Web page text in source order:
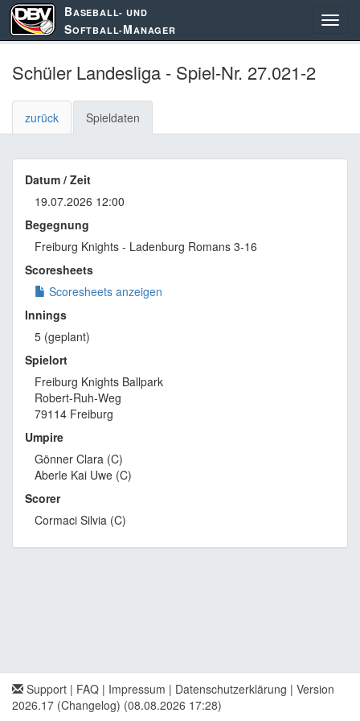
BASEBALL- UND
SOFTBALL-MANAGER
Schüler Landesliga - Spiel-Nr. 27.021-2
zurück Spieldaten
Datum / Zeit
19.07.2026 12:00
Begegnung
Freiburg Knights - Ladenburg Romans 3-16
Scoresheets
Scoresheets anzeigen
Innings
5 (geplant)
Spielort
Freiburg Knights Ballpark
Robert-Ruh-Weg
79114 Freiburg
Umpire
Gönner Clara (C)
Aberle Kai Uwe (C)
Scorer
Cormaci Silvia (C)
Support | FAQ | Impressum | Datenschutzerklärung | Version
2026.17 (Changelog) (08.08.2026 17:28)